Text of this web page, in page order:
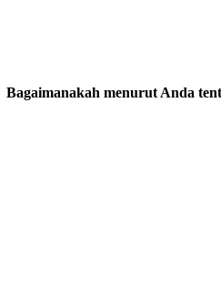
Bagaimanakah menurut Anda